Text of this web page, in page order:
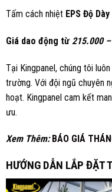
Tấm cách nhiệt EPS Độ
Giá dao động từ 215.000
Tại Kingpanel, chúng tôi
trường. Với đội ngũ chuyên
hoạt. Kingpanel cam kết
ưu.
Xem Thêm: BÁO GIÁ
HƯỚNG DẪN LẮP ĐẶT